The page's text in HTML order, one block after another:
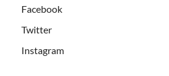
Facebook
Twitter
Instagram